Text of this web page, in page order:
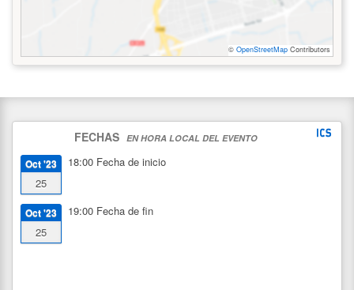
© OpenStreetMap Contributors
FECHAS EN HORA LOCAL DEL EVENTO
Oct '23
25
18:00 Fecha de inicio
Oct '23
25
19:00 Fecha de fin